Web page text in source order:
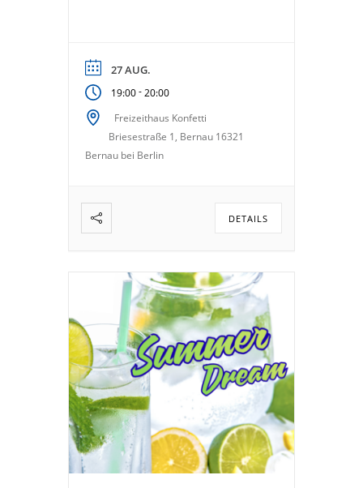
27 AUG.
19:00- 20:00
Freizeithaus Konfetti
Briesestraße 1, Bernau 16321
Bernau bei Berlin
DETAILS